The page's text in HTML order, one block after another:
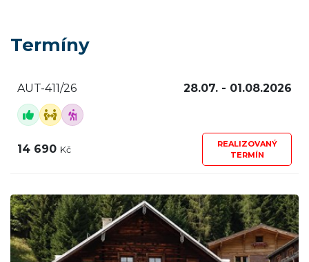
Termíny
AUT-411/26 28.07. - 01.08.2026
14 690 Kč
REALIZOVANÝ
TERMÍN